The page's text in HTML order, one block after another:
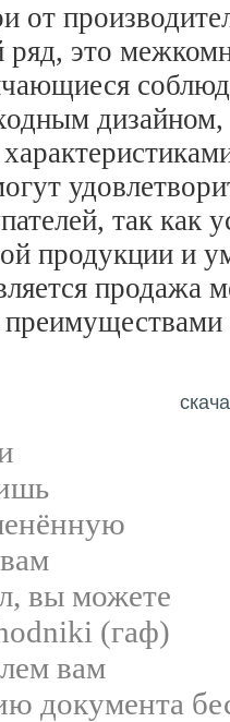
от
это
так как
продукции и
продажа
вы можете
(гаф)
вам
документа